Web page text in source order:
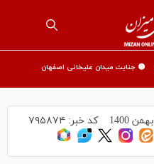
🟡 جنایت میدان علیخانی اصفهان
کد خبر:۷۹۵۸۷۴